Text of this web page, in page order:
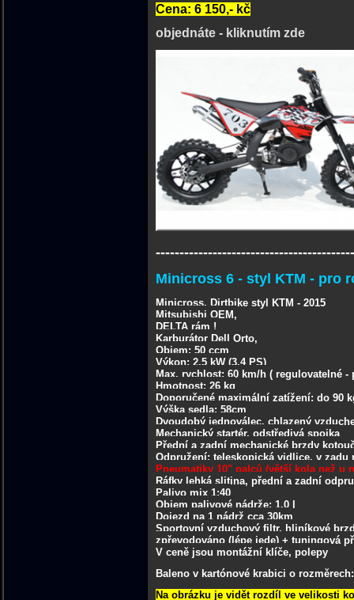
Cena: 6 150,- kč
objednáte - kliknutím zde
Minicross 6 - styl KTM - pro
Minicross, Dirtbike styl KTM - 2015
Mitsubishi OEM,
DELTA rám !
Karburátor Dell Orto,
Objem: 50 ccm
Výkon: 2,5 kW (3.4 PS)
Max. rychlost: 60 km/h ( regulovatelné -
Hmotnost: 26 kg
Doporučené maximální zatížení: do 90
Výška sedla: 58cm
Dvoudobý jednoválec, chlazený
Mechanický startér, odstředivá spojka
Přední a zadní mechanické brzdy
Odpružení: teleskopická vidlice, v zadu
Pneumatiky 10" palců (větší kola než u
Ráfky lehká slitina, přední a zadní
Palivo mix 1:40
Objem palivové nádrže: 1,0 l
Dojezd na 1 nádrž cca 30km
Sportovní vzduchový filtr, hliníkové
zpřevodováno (lépe jede) + tuningová
V ceně jsou montážní klíče, polepy
Baleno v kartónové krabici o
Na obrázku je vidět rozdíl ve velikosti